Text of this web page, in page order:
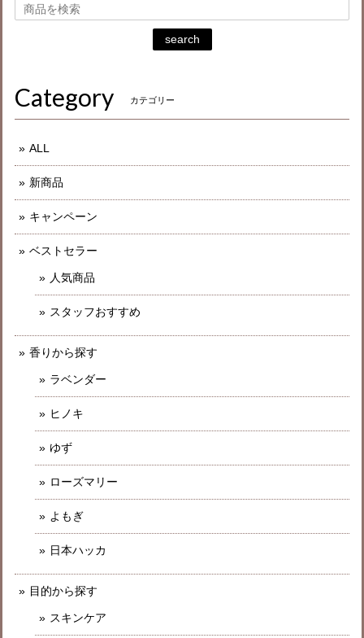
search
Category カテゴリー
ALL
新商品
キャンペーン
ベストセラー
人気商品
スタッフおすすめ
香りから探す
ラベンダー
ヒノキ
ゆず
ローズマリー
よもぎ
日本ハッカ
目的から探す
スキンケア